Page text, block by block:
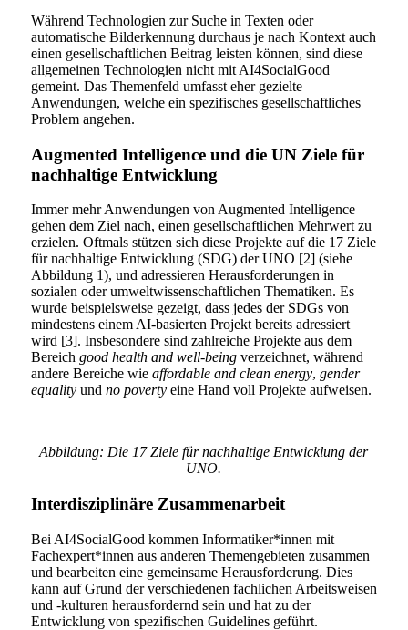
Während Technologien zur Suche in Texten oder
automatische Bilderkennung durchaus je nach Kontext auch
einen gesellschaftlichen Beitrag leisten können, sind diese
allgemeinen Technologien nicht mit AI4SocialGood
gemeint. Das Themenfeld umfasst eher gezielte
Anwendungen, welche ein spezifisches gesellschaftliches
Problem angehen.
Augmented Intelligence und die UN Ziele für
nachhaltige Entwicklung
Immer mehr Anwendungen von Augmented Intelligence
gehen dem Ziel nach, einen gesellschaftlichen Mehrwert zu
erzielen. Oftmals stützen sich diese Projekte auf die 17 Ziele
für nachhaltige Entwicklung (SDG) der UNO [2] (siehe
Abbildung 1), und adressieren Herausforderungen in
sozialen oder umweltwissenschaftlichen Thematiken. Es
wurde beispielsweise gezeigt, dass jedes der SDGs von
mindestens einem AI-basierten Projekt bereits adressiert
wird [3]. Insbesondere sind zahlreiche Projekte aus dem
Bereich good health and well-beingverzeichnet, während
andere Bereiche wie affordable and clean energy, gender
equalityund no povertyeine Hand voll Projekte aufweisen.
Abbildung: Die 17 Ziele für nachhaltige Entwicklung der
UNO.
Interdisziplinäre Zusammenarbeit
Bei AI4SocialGood kommen Informatiker*innen mit
Fachexpert*innen aus anderen Themengebieten zusammen
und bearbeiten eine gemeinsame Herausforderung. Dies
kann auf Grund der verschiedenen fachlichen Arbeitsweisen
und -kulturen herausfordernd sein und hat zu der
Entwicklung von spezifischen Guidelines geführt.